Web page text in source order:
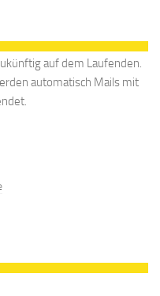
auf dem Laufenden.
automatisch Mails mit